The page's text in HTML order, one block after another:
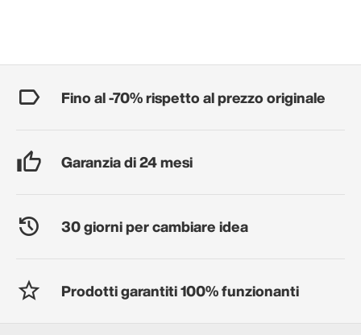
Fino al -70% rispetto al prezzo originale
Garanzia di 24 mesi
30 giorni per cambiare idea
Prodotti garantiti 100% funzionanti